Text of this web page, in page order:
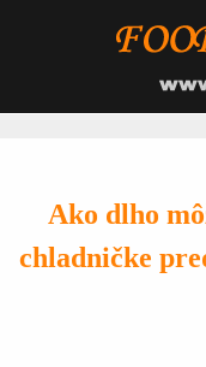
Ako dlho
chladničke